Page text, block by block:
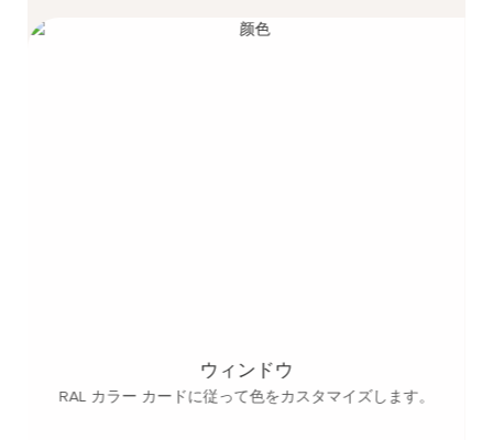
ウィンドウ
RAL カラー カードに従って色をカスタマイズします。